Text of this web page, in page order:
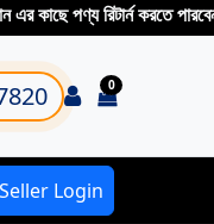
পণ্য রিটার্ন করতে পারবেন
Login
0items in
Seller Login